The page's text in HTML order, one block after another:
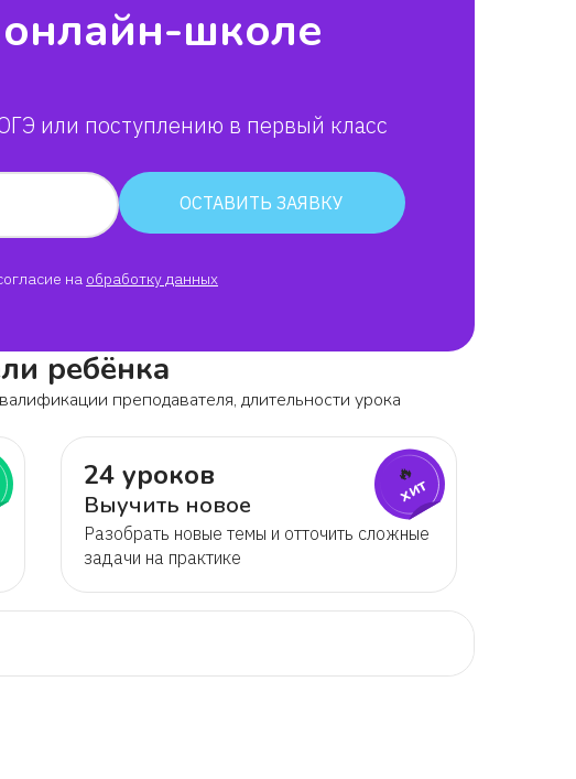
школе
или поступлению в первый класс
ОСТАВИТЬ ЗАЯВКУ
на обработку данных
ребёнка
преподавателя, длительности урока
24 уроков
Выучить новое
Разобрать новые темы и отточить сложные
задачи на практике
🔥
хит